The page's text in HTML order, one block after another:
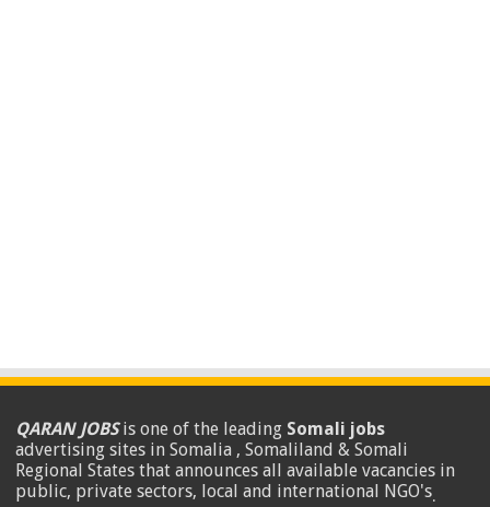
QARAN JOBSis one of the leading Somali jobs
advertising sites in Somalia , Somaliland & Somali
Regional States that announces all available vacancies in
public, private sectors, local and international NGO's.